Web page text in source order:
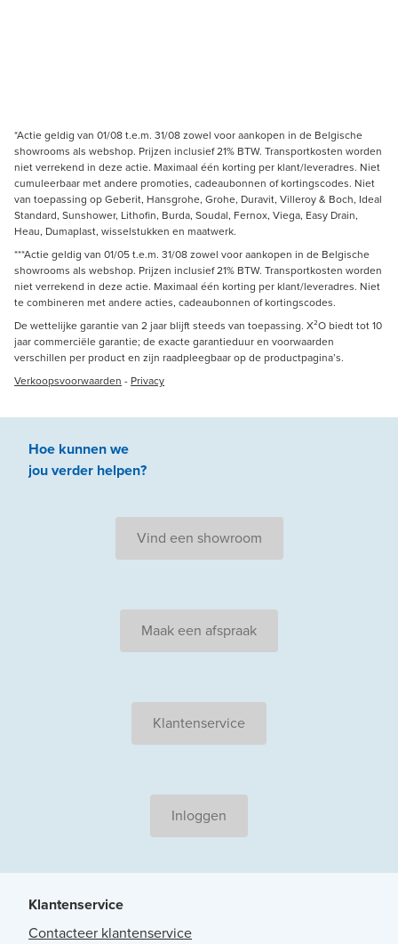
*Actie geldig van 01/08 t.e.m. 31/08 zowel voor aankopen in de Belgische
showrooms als webshop. Prijzen inclusief 21% BTW. Transportkosten worden
niet verrekend in deze actie. Maximaal één korting per klant/leveradres. Niet
cumuleerbaar met andere promoties, cadeaubonnen of kortingscodes. Niet
van toepassing op Geberit, Hansgrohe, Grohe, Duravit, Villeroy & Boch, Ideal
Standard, Sunshower, Lithofin, Burda, Soudal, Fernox, Viega, Easy Drain,
Heau, Dumaplast, wisselstukken en maatwerk.
***Actie geldig van 01/05 t.e.m. 31/08 zowel voor aankopen in de Belgische
showrooms als webshop. Prijzen inclusief 21% BTW. Transportkosten worden
niet verrekend in deze actie. Maximaal één korting per klant/leveradres. Niet
te combineren met andere acties, cadeaubonnen of kortingscodes.
De wettelijke garantie van 2 jaar blijft steeds van toepassing. X²O biedt tot 10
jaar commerciële garantie; de exacte garantieduur en voorwaarden
verschillen per product en zijn raadpleegbaar op de productpagina’s.
Verkoopsvoorwaarden - Privacy
Hoe kunnen we
jouverder helpen?
Vind een showroom
Maak een afspraak
Klantenservice
Inloggen
Klantenservice
Contacteer klantenservice